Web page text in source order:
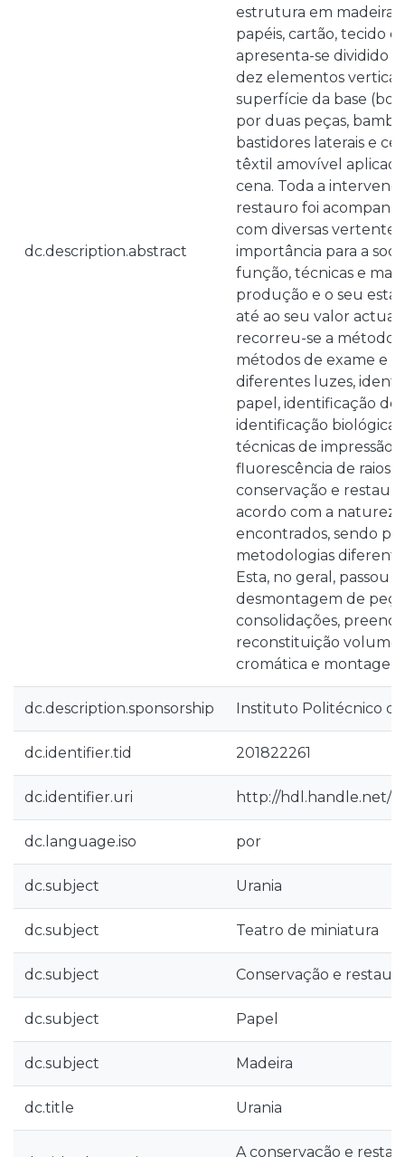
dc.description.abstract
estrutura em madeira
papéis, cartão, tecido
apresenta-se dividido
dez elementos
superfície da base
por duas peças,
bastidores laterais e
têxtil amovível
cena. Toda a
restauro foi
com diversas
importância para a
função, técnicas e
produção e o seu
até ao seu valor actual
recorreu-se a métodos
métodos de exame e
diferentes luzes,
papel, identificação de
identificação
técnicas de impressão,
fluorescência de raios
conservação e
acordo com a
encontrados, sendo
metodologias
Esta, no geral, passou
desmontagem de
consolidações,
reconstituição
cromática e
dc.description.sponsorship Instituto Politécnico
dc.identifier.tid 201822261
dc.identifier.uri http://hdl.handle.net/
dc.language.iso por
dc.subject Urania
dc.subject Teatro de miniatura
dc.subject Conservação e
dc.subject Papel
dc.subject Madeira
dc.title Urania
A conservação e